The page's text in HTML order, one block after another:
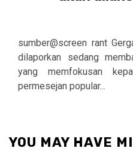
sumber@screen rant
dilaporkan sedang
yang memfokusan
permesejan popular...
YOU MAY HAVE